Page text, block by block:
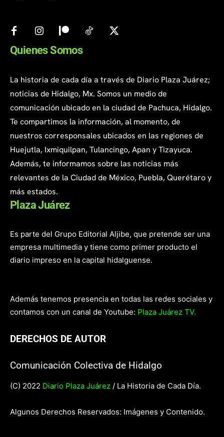
Quienes Somos
La historia de cada día a través de Diario Plaza Juárez;
noticias de Hidalgo, Mx. Somos un medio de
comunicación ubicado en la ciudad de Pachuca, Hidalgo.
Te compartimos la información, al momento, de
nuestros corresponsales ubicados en las regiones de
Huejutla, Ixmiquilpan, Tulancingo, Apan y Tizayuca.
Además, te informamos sobre las noticias más
relevantes de la Ciudad de México, Puebla, Querétaro y
más estados.
Plaza Juárez
Es parte del Grupo Editorial Aljibe, que pretende ser una
empresa multimedia y tiene como primer producto el
diario impreso en la capital hidalguense.
Además tenemos presencia en todas las redes sociales y
contamos con un canal de Youtube: Plaza Juárez TV.
DERECHOS DE AUTOR
Comunicación Colectiva de Hidalgo
(C) 2022 Diario Plaza Juárez / La Historia de Cada Día.
Algunos Derechos Reservados: Imágenes y Contenido.